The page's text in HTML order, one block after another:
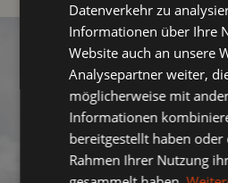
Datenverkehr zu
Informationen über Ihre
Website auch an unsere
Analysepartner weiter,
möglicherweise mit
Informationen
bereitgestellt haben oder
Rahmen Ihrer Nutzung